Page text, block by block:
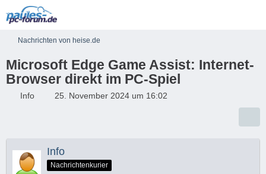
Nachrichten von heise.de
Microsoft Edge Game Assist: Internet-
Browser direkt im PC-Spiel
Info 25. November 2024 um 16:02
Info
Nachrichtenkurier